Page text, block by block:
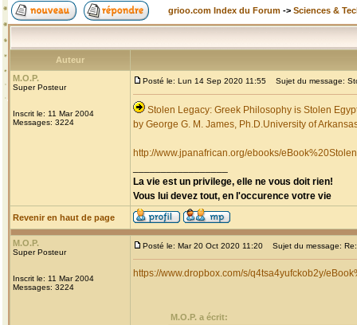
grioo.com Index du Forum -> Sciences &
Auteur
M.O.P.
Super Posteur
Inscrit le: 11 Mar 2004
Messages: 3224
Posté le: Lun 14 Sep 2020 11:55 Sujet du message:
Stolen Legacy: Greek Philosophy is Stolen
by George G. M. James, Ph.D.University of
http://www.jpanafrican.org/ebooks/
La vie est un privilege, elle ne vous doit rien!
Vous lui devez tout, en l'occurence votre vie
Revenir en haut de page
M.O.P.
Super Posteur
Inscrit le: 11 Mar 2004
Messages: 3224
Posté le: Mar 20 Oct 2020 11:20 Sujet du message:
https://www.dropbox.com/s/q4tsa4yufckob2y/
M.O.P. a écrit: